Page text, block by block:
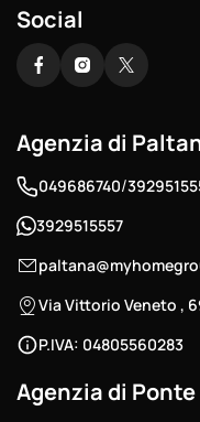
Social
Agenzia di
049686740/
3929515557
Via Vittorio Veneto ,
P.IVA: 04805560283
Agenzia di